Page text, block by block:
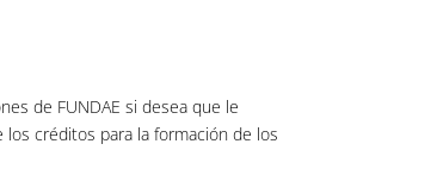
de FUNDAE si desea que le
créditos para la formación de los